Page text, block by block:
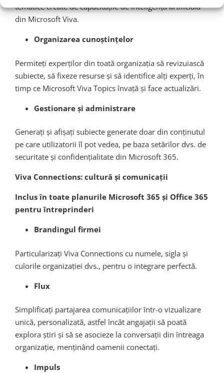
tematice create de capacitățile de inteligență artificială
din Microsoft Viva.
Organizarea cunoștințelor
Permiteți experților din toată organizația să revizuiască
subiecte, să fixeze resurse și să identifice alți experți, în
timp ce Microsoft Viva Topics învață și face actualizări.
Gestionare și administrare
Generați și afișați subiecte generate doar din conținutul
pe care utilizatorii îl pot vedea, pe baza setărilor dvs. de
securitate și confidențialitate din Microsoft 365.
Viva Connections: cultură și comunicații
Inclus în toate planurile Microsoft 365 și Office 365
pentru întreprinderi
Brandingul firmei
Particularizați Viva Connections cu numele, sigla și
culorile organizației dvs., pentru o integrare perfectă.
Flux
Simplificați partajarea comunicațiilor într-o vizualizare
unică, personalizată, astfel încât angajații să poată
explora știri și să se asocieze la conversații din întreaga
organizație, menținând oamenii conectați.
Impuls